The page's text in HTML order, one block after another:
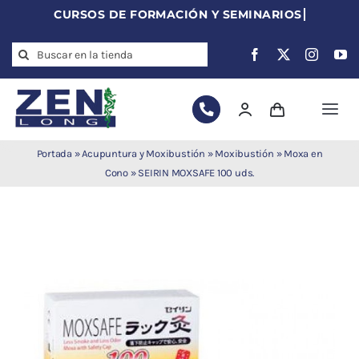
content
Search
for:
Electroacupuntura
Laserpuntura
Portada »Acupuntura y Moxibustión » Moxibustión » Moxa en
Cono» SEIRIN MOXSAFE 100 uds.